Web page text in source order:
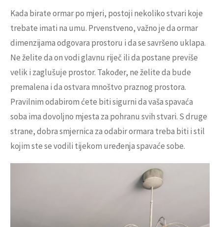
Kada birate ormar po mjeri, postoji nekoliko stvari koje
trebate imati na umu. Prvenstveno, važno je da ormar
dimenzijama odgovara prostoru i da se savršeno uklapa.
Ne želite da on vodi glavnu riječ ili da postane previše
velik i zaglušuje prostor. Također, ne želite da bude
premalena i da ostvara mnoštvo praznog prostora.
Pravilnim odabirom ćete biti sigurni da vaša spavaća
soba ima dovoljno mjesta za pohranu svih stvari. S druge
strane, dobra smjernica za odabir ormara treba biti i stil
kojim ste se vodili tijekom uređenja spavaće sobe.